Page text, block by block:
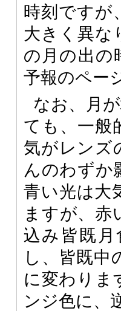
時刻ですが
大きく異な
の月の出の
予報のペー
なお、月
ても、一般
気がレンズ
んのわずか
青い光は大
ますが、赤
込み皆既
し、皆既中
に変わりま
ンジ色に、